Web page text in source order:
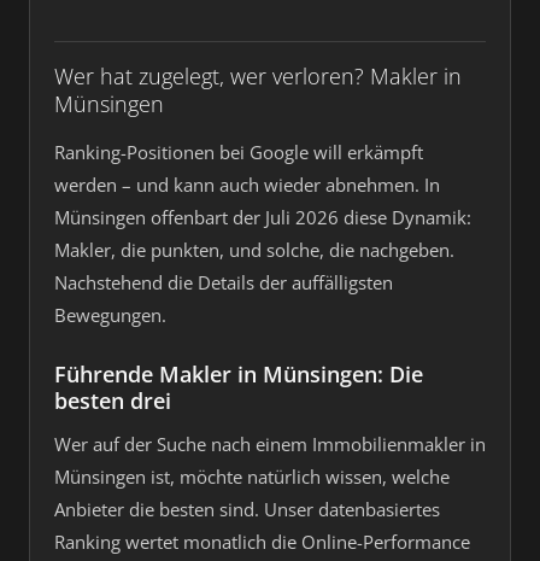
Wer hat zugelegt, wer verloren? Makler in
Münsingen
Ranking-Positionen bei Google will erkämpft
werden – und kann auch wieder abnehmen. In
Münsingen offenbart der Juli 2026 diese Dynamik:
Makler, die punkten, und solche, die nachgeben.
Nachstehend die Details der auffälligsten
Bewegungen.
Führende Makler in Münsingen: Die
besten drei
Wer auf der Suche nach einem Immobilienmakler in
Münsingen ist, möchte natürlich wissen, welche
Anbieter die besten sind. Unser datenbasiertes
Ranking wertet monatlich die Online-Performance